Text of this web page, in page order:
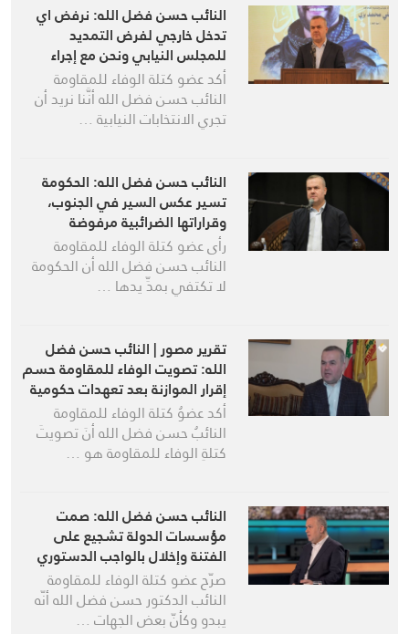
النائب حسن فضل الله: نرفض اي
تدخل خارجي لفرض التمديد
للمجلس النيابي ونحن مع إجراء
الانتخابات في مواعيدها الدستورية
أكد عضو كتلة الوفاء للمقاومة
النائب حسن فضل الله أنَّنا نريد أن
تجري الانتخابات النيابية …
النائب حسن فضل الله: الحكومة
تسير عكس السير في الجنوب،
وقراراتها الضرائبية مرفوضة
رأى عضو كتلة الوفاء للمقاومة
النائب حسن فضل الله أن الحكومة
لا تكتفي بمدِّ يدها …
تقرير مصور | النائب حسن فضل
الله: تصويت الوفاء للمقاومة حسم
إقرار الموازنة بعد تعهدات حكومية
أكد عضوُ كتلة الوفاء للمقاومة
النائبُ حسن فضل الله أنَ تصويتَ
كتلةِ الوفاء للمقاومة هو …
النائب حسن فضل الله: صمت
مؤسسات الدولة تشجيع على
الفتنة وإخلال بالواجب الدستوري
صرّح عضو كتلة الوفاء للمقاومة
النائب الدكتور حسن فضل الله أنّه
يبدو وكأنّ بعض الجهات …